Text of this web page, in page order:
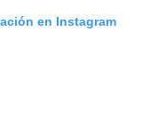
en Instagram